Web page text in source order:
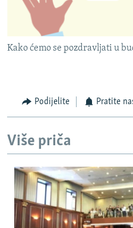
Kako ćemo se pozdravljati u
Podijelite Pratite
Više priča